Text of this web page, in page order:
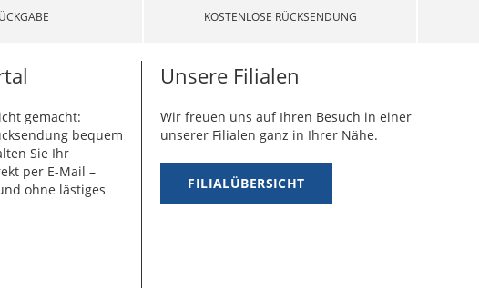
KOSTENLOSE RÜCKSENDUNG
gemacht:
bequem
Sie Ihr
per E-Mail –
ohne lästiges
Unsere Filialen
Wir freuen uns auf Ihren Besuch in einer
unserer Filialen ganz in Ihrer Nähe.
FILIALÜBERSICHT